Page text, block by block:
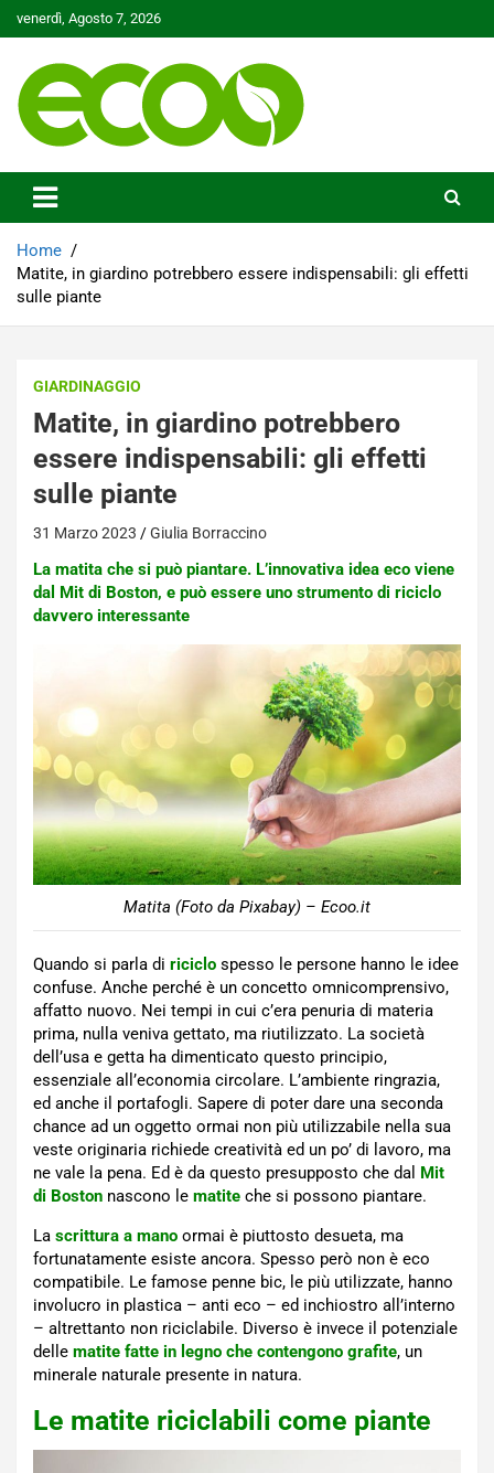
to
venerdì, Agosto 7, 2026
Ecoo.it
Home
Matite, in giardino potrebbero essere indispensabili: gli effetti
sulle piante
GIARDINAGGIO
Matite, in giardino potrebbero
essere indispensabili: gli effetti
sulle piante
31 Marzo 2023 Giulia Borraccino
La matita che si può piantare. L’innovativa idea eco viene
dal Mit di Boston, e può essere uno strumento di riciclo
davvero interessante
Matita (Foto da Pixabay) – Ecoo.it
Quando si parla di riciclo spesso le persone hanno le idee
confuse. Anche perché è un concetto omnicomprensivo,
affatto nuovo. Nei tempi in cui c’era penuria di materia
prima, nulla veniva gettato, ma riutilizzato. La società
dell’usa e getta ha dimenticato questo principio,
essenziale all’economia circolare. L’ambiente ringrazia,
ed anche il portafogli. Sapere di poter dare una seconda
chance ad un oggetto ormai non più utilizzabile nella sua
veste originaria richiede creatività ed un po’ di lavoro, ma
ne vale la pena. Ed è da questo presupposto che dal Mit
di Boston nascono le matite che si possono piantare.
La scrittura a mano ormai è piuttosto desueta, ma
fortunatamente esiste ancora. Spesso però non è eco
compatibile. Le famose penne bic, le più utilizzate, hanno
involucro in plastica – anti eco – ed inchiostro all’interno
– altrettanto non riciclabile. Diverso è invece il potenziale
delle matite fatte in legno che contengono grafite, un
minerale naturale presente in natura.
Le matite riciclabili come piante